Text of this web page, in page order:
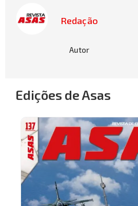
Redação
Autor
Edições de Asas